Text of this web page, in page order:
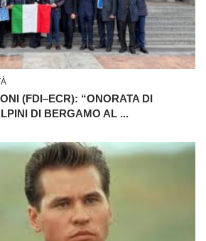
(FDI–ECR): “ONORATA DI
DI BERGAMO AL ...